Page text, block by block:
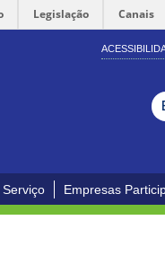
Legislação Canais
Empresas